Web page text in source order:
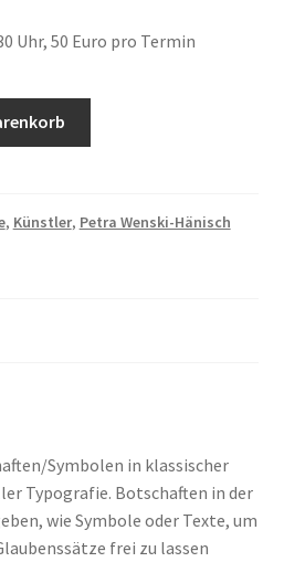
Uhr, 50 Euro pro Termin
, Künstler, Petra Wenski-Hänisch
Symbolen in klassischer
Typografie. Botschaften in der
wie Symbole oder Texte, um
frei zu lassen